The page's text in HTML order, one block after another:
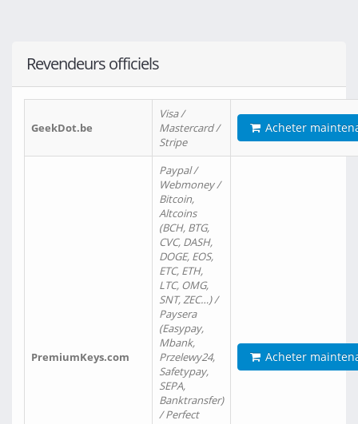
Revendeurs officiels
GeekDot.be
Visa /
Mastercard /
Stripe
Acheter
PremiumKeys.com
Paypal /
Webmoney /
Bitcoin,
Altcoins
(BCH, BTG,
CVC, DASH,
DOGE, EOS,
ETC, ETH,
LTC, OMG,
SNT, ZEC…) /
Paysera
(Easypay,
Mbank,
Przelewy24,
Safetypay,
SEPA,
Banktransfer)
/ Perfect
Acheter